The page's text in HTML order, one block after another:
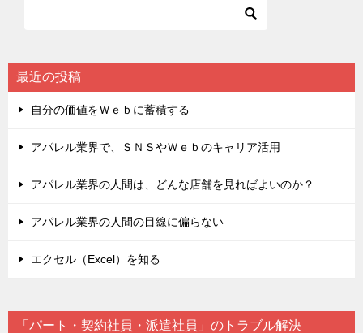
最近の投稿
自分の価値をＷｅｂに蓄積する
アパレル業界で、ＳＮＳやＷｅｂのキャリア活用
アパレル業界の人間は、どんな店舗を見ればよいのか？
アパレル業界の人間の目線に偏らない
エクセル（Excel）を知る
「パート・契約社員・派遣社員」のトラブル解決